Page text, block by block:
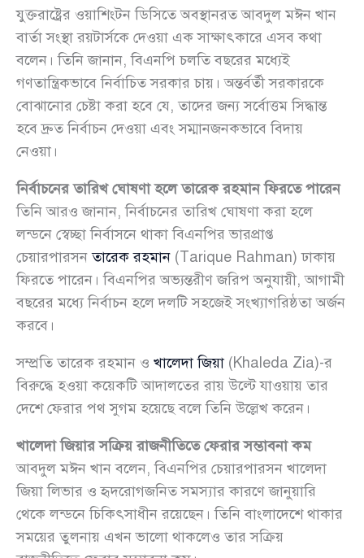
যুক্তরাষ্ট্রের ওয়াশিংটন ডিসিতে অবস্থানরত আবদুল মঈন খান
বার্তা সংস্থা রয়টার্সকে দেওয়া এক সাক্ষাৎকারে এসব কথা
বলেন। তিনি জানান, বিএনপি চলতি বছরের মধ্যেই
গণতান্ত্রিকভাবে নির্বাচিত সরকার চায়। অন্তর্বর্তী সরকারকে
বোঝানোর চেষ্টা করা হবে যে, তাদের জন্য সর্বোত্তম সিদ্ধান্ত
হবে দ্রুত নির্বাচন দেওয়া এবং সম্মানজনকভাবে বিদায়
নেওয়া।
নির্বাচনের তারিখ ঘোষণা হলে তারেক রহমান ফিরতে পারেন
তিনি আরও জানান, নির্বাচনের তারিখ ঘোষণা করা হলে
লন্ডনে স্বেচ্ছা নির্বাসনে থাকা বিএনপির ভারপ্রাপ্ত
চেয়ারপারসনতারেক রহমান (Tarique Rahman) ঢাকায়
ফিরতে পারেন। বিএনপির অভ্যন্তরীণ জরিপ অনুযায়ী, আগামী
বছরের মধ্যে নির্বাচন হলে দলটি সহজেই সংখ্যাগরিষ্ঠতা অর্জন
করবে।
সম্প্রতি তারেক রহমান ও খালেদা জিয়া (Khaleda Zia)-র
বিরুদ্ধে হওয়া কয়েকটি আদালতের রায় উল্টে যাওয়ায় তার
দেশে ফেরার পথ সুগম হয়েছে বলে তিনি উল্লেখ করেন।
খালেদা জিয়ার সক্রিয় রাজনীতিতে ফেরার সম্ভাবনা কম
আবদুল মঈন খান বলেন, বিএনপির চেয়ারপারসন খালেদা
জিয়া লিভার ও হৃদরোগজনিত সমস্যার কারণে জানুয়ারি
থেকে লন্ডনে চিকিৎসাধীন রয়েছেন। তিনি বাংলাদেশে থাকার
সময়ের তুলনায় এখন ভালো থাকলেও তার সক্রিয়